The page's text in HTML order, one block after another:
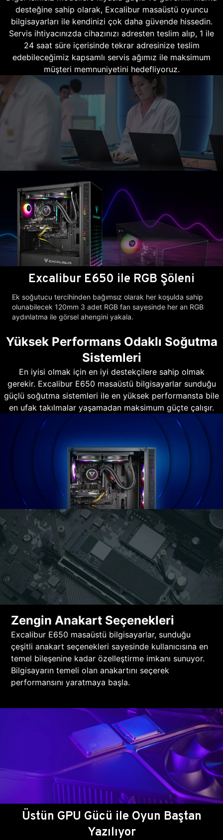
desteğine sahip olarak, Excalibur masaüstü oyuncu
bilgisayarları ile kendinizi çok daha güvende hissedin.
Servis ihtiyacınızda cihazınızı adresten teslim alıp, 1 ile
24 saat süre içerisinde tekrar adresinize teslim
edebileceğimiz kapsamlı servis ağımız ile maksimum
müşteri memnuniyetini hedefliyoruz.
Excalibur E650 ile RGB Şöleni
Ek soğutucu tercihinden bağımsız olarak her koşulda sahip
olunabilecek 120mm 3 adet RGB fan sayesinde her an RGB
aydınlatma ile görsel ahengini yakala.
Yüksek Performans Odaklı Soğutma
Sistemleri
En iyisi olmak için en iyi destekçilere sahip olmak
gerekir. Excalibur E650 masaüstü bilgisayarlar sunduğu
güçlü soğutma sistemleri ile en yüksek performansta bile
en ufak takılmalar yaşamadan maksimum güçte çalışır.
Zengin Anakart Seçenekleri
Excalibur E650 masaüstü bilgisayarlar, sunduğu
çeşitli anakart seçenekleri sayesinde kullanıcısına en
temel bileşenine kadar özelleştirme imkanı sunuyor.
Bilgisayarın temeli olan anakartını seçerek
performansını yaratmaya başla.
Üstün GPU Gücü ile Oyun Baştan
Yazılıyor